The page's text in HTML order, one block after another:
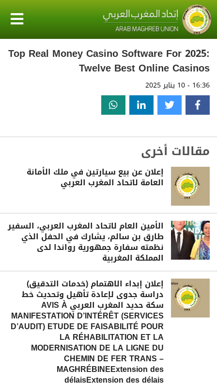
Top Real Money Casino Software For 2025:
Twelve Best Online Casinos
16:36 - 10 يناير 2025
مقالات أخرى
إعلان عن بيع سيارتين في ملك الأمانة
العامة لاتحاد المغرب العربي
الأمين العام لاتحاد المغرب العربي، السفير
طارق بن سالم، يشارك في الحفل الذي
نظمته سفارة جمهورية رواندا لدى
المملكة المغربية
إعلان إبداء الاهتمام (خدمات التدقيق)
دراسة جدوى لإعادة تأهيل وتحديث خط
سكة حديد المغرب العربي AVIS À
MANIFESTATION D’INTÉRÊT (SERVICES
D’AUDIT) ETUDE DE FAISABILITÉ POUR
LA RÉHABILITATION ET LA
MODERNISATION DE LA LIGNE DU
CHEMIN DE FER TRANS –
MAGHRÉBINEExtension des
délaisExtension des délais